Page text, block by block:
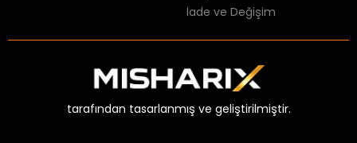
İade ve Değişim
tarafından tasarlanmış ve geliştirilmiştir.